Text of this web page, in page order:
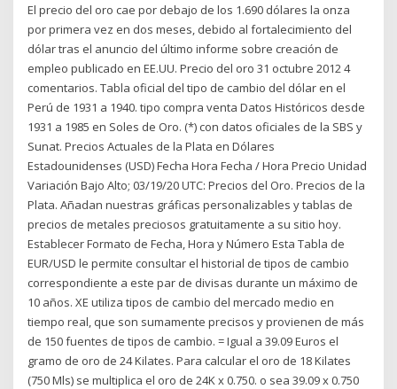
El precio del oro cae por debajo de los 1.690 dólares la onza
por primera vez en dos meses, debido al fortalecimiento del
dólar tras el anuncio del último informe sobre creación de
empleo publicado en EE.UU. Precio del oro 31 octubre 2012 4
comentarios. Tabla oficial del tipo de cambio del dólar en el
Perú de 1931 a 1940. tipo compra venta Datos Históricos desde
1931 a 1985 en Soles de Oro. (*) con datos oficiales de la SBS y
Sunat. Precios Actuales de la Plata en Dólares
Estadounidenses (USD) Fecha Hora Fecha / Hora Precio Unidad
Variación Bajo Alto; 03/19/20 UTC: Precios del Oro. Precios de la
Plata. Añadan nuestras gráficas personalizables y tablas de
precios de metales preciosos gratuitamente a su sitio hoy.
Establecer Formato de Fecha, Hora y Número Esta Tabla de
EUR/USD le permite consultar el historial de tipos de cambio
correspondiente a este par de divisas durante un máximo de
10 años. XE utiliza tipos de cambio del mercado medio en
tiempo real, que son sumamente precisos y provienen de más
de 150 fuentes de tipos de cambio. = Igual a 39.09 Euros el
gramo de oro de 24 Kilates. Para calcular el oro de 18 Kilates
(750 Mls) se multiplica el oro de 24K x 0.750. o sea 39.09 x 0.750